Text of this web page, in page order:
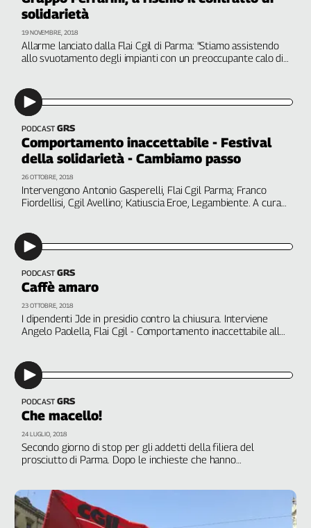
Genova,
sangue
della
120
anni
Collettiva
Academy
Collettiva
Play
Rubriche
Collettiva
Talk
settimana
Collettiva
Girasoli
Linea
Economica
Tech
Inserti
Diffusa
InFlai
solidarietà
Allarme lanciato dalla Flai Cgil di Parma: "Stiamo assistendo
allo svuotamento degli impianti con un preoccupante calo di
19 NOVEMBRE, 2018
PODCAST GRS
Comportamento inaccettabile - Festival
della solidarietà - Cambiamo passo
Intervengono Antonio Gasperelli, Flai Cgil Parma; Franco
Fiordellisi, Cgil Avellino; Katiuscia Eroe, Legambiente. A cura
26 OTTOBRE, 2018
PODCAST GRS
Caffè amaro
I dipendenti Jde in presidio contro la chiusura. Interviene
Angelo Paolella, Flai Cgil - Comportamento inaccettabile alla
23 OTTOBRE, 2018
PODCAST GRS
Che macello!
Secondo giorno di stop per gli addetti della filiera del
prosciutto di Parma. Dopo le inchieste che hanno
Flai Cgil Parma
24 LUGLIO, 2018